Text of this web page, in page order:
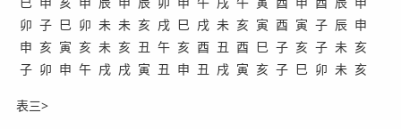
卯 子 巳 卯 未 未 亥 戌 巳 戌 未 亥 寅 酉 寅 子 辰 申
申 亥 寅 亥 未 亥 丑 午 亥 酉 丑 酉 巳 子 亥 子 未 亥
子 卯 申 午 戌 戌 寅 丑 申 丑 戌 寅 亥 子 巳 卯 未 亥
表三>